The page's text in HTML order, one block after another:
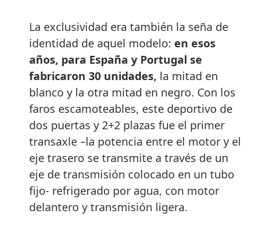
La exclusividad era también la seña de
identidad de aquel modelo: en esos
años, para España y Portugal se
fabricaron 30 unidades, la mitad en
blanco y la otra mitad en negro. Con los
faros escamoteables, este deportivo de
dos puertas y 2+2 plazas fue el primer
transaxle –la potencia entre el motor y el
eje trasero se transmite a través de un
eje de transmisión colocado en un tubo
fijo- refrigerado por agua, con motor
delantero y transmisión ligera.